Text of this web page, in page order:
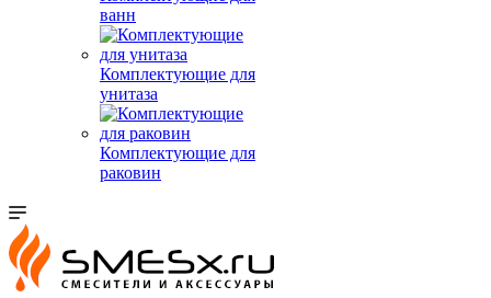
ванн
Комплектующие для
унитаза
Комплектующие для
раковин